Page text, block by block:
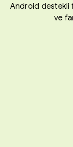
Android destekli
ve